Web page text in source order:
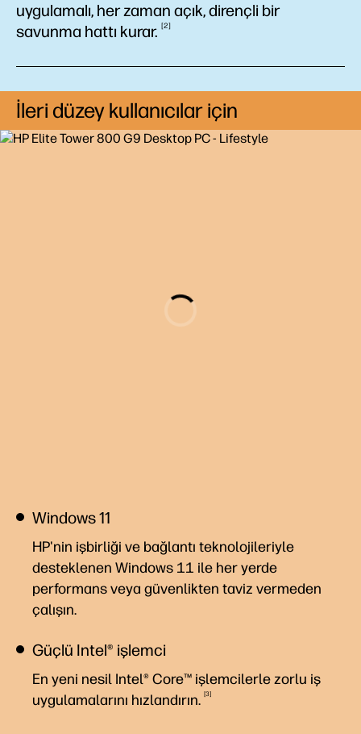
uygulamalı, her zaman açık, dirençli bir
savunma hattı kurar. 2
İleri düzey kullanıcılar için
Windows 11
HP'nin işbirliği ve bağlantı teknolojileriyle
desteklenen Windows 11 ile her yerde
performans veya güvenlikten taviz vermeden
çalışın.
Güçlü Intel® işlemci
En yeni nesil Intel® Core™ işlemcilerle zorlu iş
uygulamalarını hızlandırın. 3